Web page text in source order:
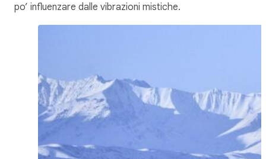
po’ influenzare dalle vibrazioni mistiche.